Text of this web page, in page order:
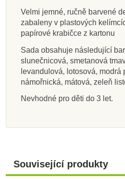
Přidat do košíku
Přidat do košíku
Zobrazit detail
Přidat do košíku
Velmi jemné, ručně barvené
zabaleny v plastových
papírové krabičce z kartonu
Sada obsahuje následující
slunečnicová, smetanová
levandulová, lotosová, modrá
námořnická, mátová, zeleň
Nevhodné pro děti do 3 let.
Související produkty